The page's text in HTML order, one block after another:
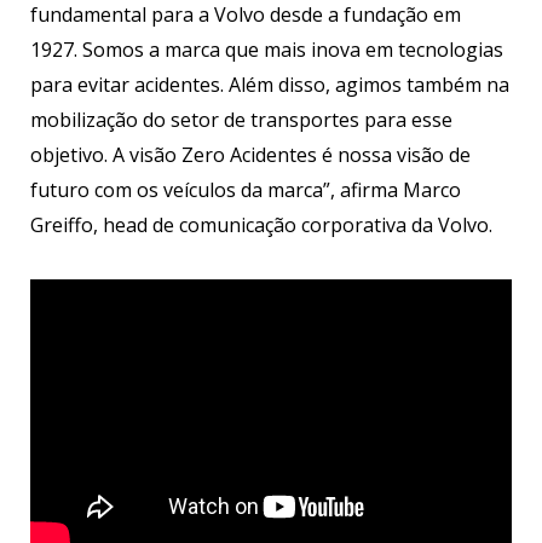
fundamental para a Volvo desde a fundação em
1927. Somos a marca que mais inova em tecnologias
para evitar acidentes. Além disso, agimos também na
mobilização do setor de transportes para esse
objetivo. A visão Zero Acidentes é nossa visão de
futuro com os veículos da marca”, afirma Marco
Greiffo, head de comunicação corporativa da Volvo.